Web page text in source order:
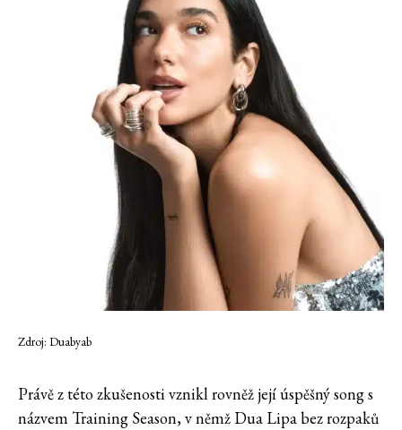
Zdroj: Duabyab
Právě z této zkušenosti vznikl rovněž její úspěšný song s
názvem Training Season, v němž Dua Lipa bez rozpaků